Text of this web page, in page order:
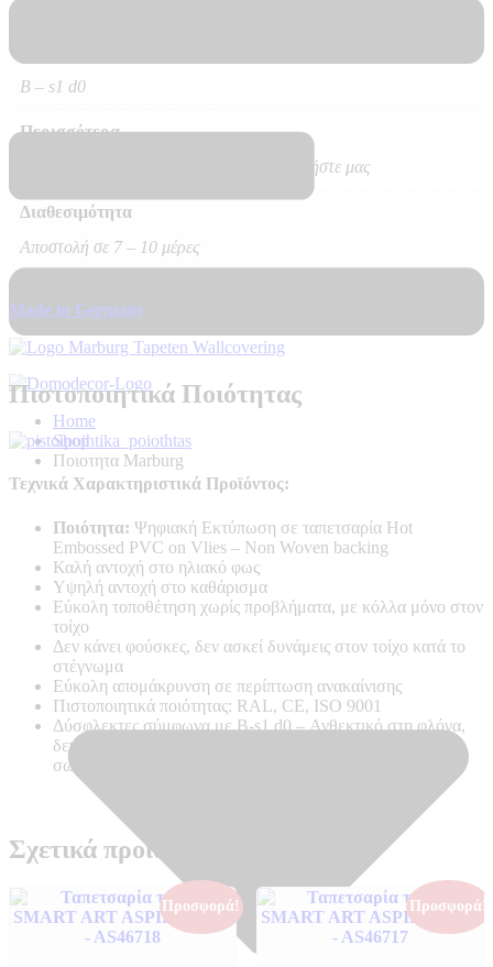
Home
Shop
Ποιοτητα Marburg
B – s1 d0
Περισσότερα
Δυνατότητα Επιθυμητής Διάστασης – Ρωτήστε μας
Διαθεσιμότητα
Αποστολή σε 7 – 10 μέρες
Made in Germany
Πιστοποιητικά Ποιότητας
Τεχνικά Χαρακτηριστικά Προϊόντος:
Ποιότητα: Ψηφιακή Εκτύπωση σε ταπετσαρία Hot
Embossed PVC on Vlies – Non Woven backing
Καλή αντοχή στο ηλιακό φως
Υψηλή αντοχή στο καθάρισμα
Εύκολη τοποθέτηση χωρίς προβλήματα, με κόλλα μόνο στον
τοίχο
Δεν κάνει φούσκες, δεν ασκεί δυνάμεις στον τοίχο κατά το
στέγνωμα
Εύκολη απομάκρυνση σε περίπτωση ανακαίνισης
Πιστοποιητικά ποιότητας: RAL, CE, ISO 9001
Δύσφλεκτες σύμφωνα με B-s1 d0 –Ανθεκτικό στη φλόγα,
δεν αναπτύσσουν καπνό, δε δημιουργούν φλεγόμενα
σωματίδια
Σχετικά προϊόντα
Προσφορά! Προσφορά!